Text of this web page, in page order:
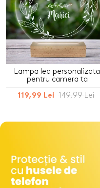
Lampa led personalizata
pentru camera ta
119,99 Lei 149,99 Lei